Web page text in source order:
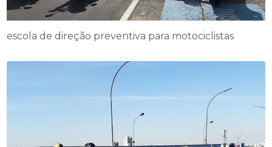
escola de direção preventiva para motociclistas